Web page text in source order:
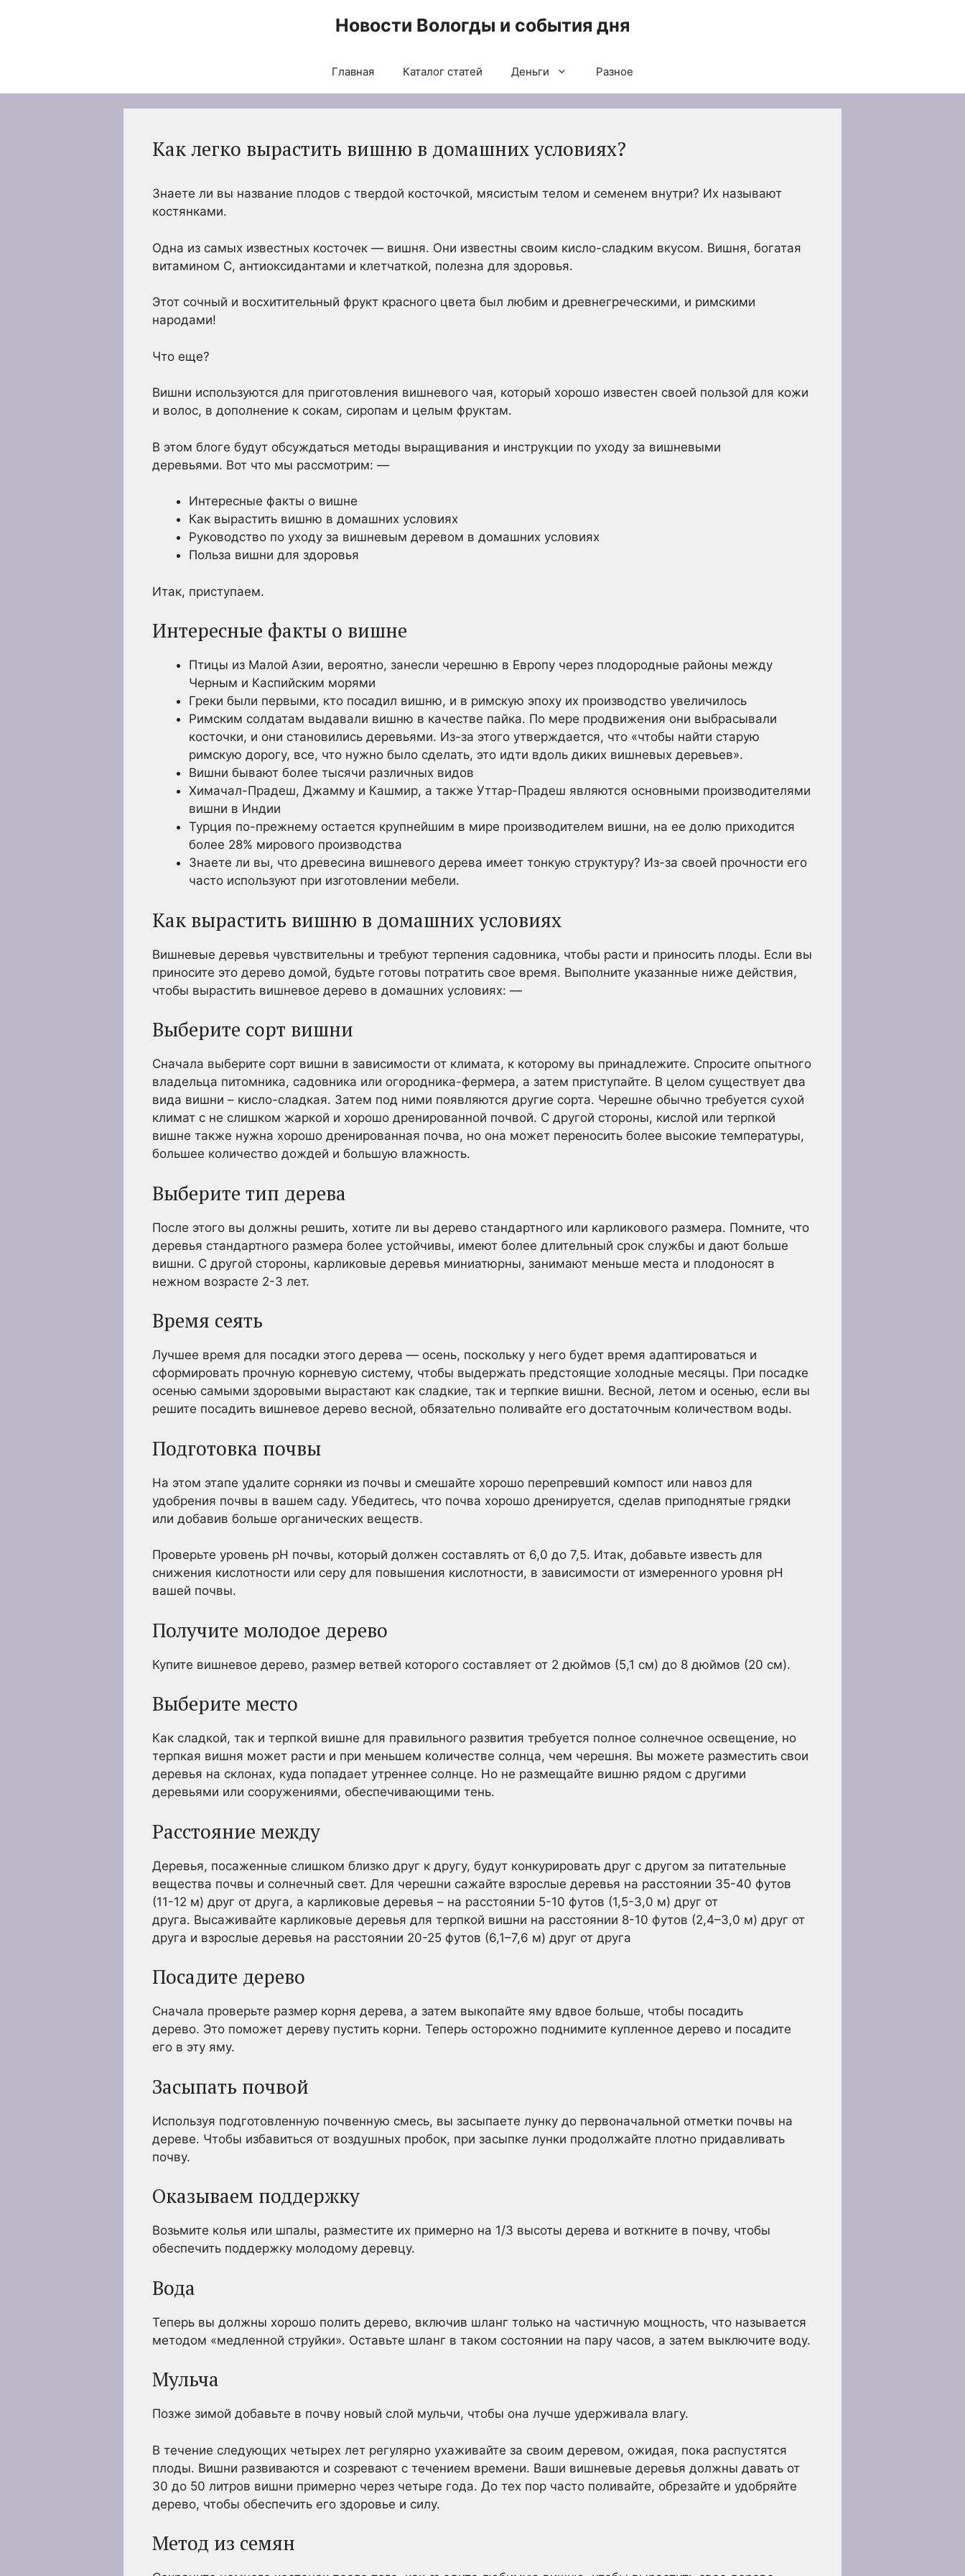
Новости Вологды и события дня
Главная Каталог статей Деньги Разное
Как легко вырастить вишню в домашних условиях?
Знаете ли вы название плодов с твердой косточкой, мясистым телом и семенем внутри? Их называют
костянками.
Одна из самых известных косточек — вишня. Они известны своим кисло-сладким вкусом. Вишня, богатая
витамином С, антиоксидантами и клетчаткой, полезна для здоровья.
Этот сочный и восхитительный фрукт красного цвета был любим и древнегреческими, и римскими
народами!
Что еще?
Вишни используются для приготовления вишневого чая, который хорошо известен своей пользой для кожи
и волос, в дополнение к сокам, сиропам и целым фруктам.
В этом блоге будут обсуждаться методы выращивания и инструкции по уходу за вишневыми
деревьями. Вот что мы рассмотрим: —
Интересные факты о вишне
Как вырастить вишню в домашних условиях
Руководство по уходу за вишневым деревом в домашних условиях
Польза вишни для здоровья
Итак, приступаем.
Интересные факты о вишне
Птицы из Малой Азии, вероятно, занесли черешню в Европу через плодородные районы между
Черным и Каспийским морями
Греки были первыми, кто посадил вишню, и в римскую эпоху их производство увеличилось
Римским солдатам выдавали вишню в качестве пайка. По мере продвижения они выбрасывали
косточки, и они становились деревьями. Из-за этого утверждается, что «чтобы найти старую
римскую дорогу, все, что нужно было сделать, это идти вдоль диких вишневых деревьев».
Вишни бывают более тысячи различных видов
Химачал-Прадеш, Джамму и Кашмир, а также Уттар-Прадеш являются основными производителями
вишни в Индии
Турция по-прежнему остается крупнейшим в мире производителем вишни, на ее долю приходится
более 28% мирового производства
Знаете ли вы, что древесина вишневого дерева имеет тонкую структуру? Из-за своей прочности его
часто используют при изготовлении мебели.
Как вырастить вишню в домашних условиях
Вишневые деревья чувствительны и требуют терпения садовника, чтобы расти и приносить плоды. Если вы
приносите это дерево домой, будьте готовы потратить свое время. Выполните указанные ниже действия,
чтобы вырастить вишневое дерево в домашних условиях: —
Выберите сорт вишни
Сначала выберите сорт вишни в зависимости от климата, к которому вы принадлежите. Спросите опытного
владельца питомника, садовника или огородника-фермера, а затем приступайте. В целом существует два
вида вишни – кисло-сладкая. Затем под ними появляются другие сорта. Черешне обычно требуется сухой
климат с не слишком жаркой и хорошо дренированной почвой. С другой стороны, кислой или терпкой
вишне также нужна хорошо дренированная почва, но она может переносить более высокие температуры,
большее количество дождей и большую влажность.
Выберите тип дерева
После этого вы должны решить, хотите ли вы дерево стандартного или карликового размера. Помните, что
деревья стандартного размера более устойчивы, имеют более длительный срок службы и дают больше
вишни. С другой стороны, карликовые деревья миниатюрны, занимают меньше места и плодоносят в
нежном возрасте 2-3 лет.
Время сеять
Лучшее время для посадки этого дерева — осень, поскольку у него будет время адаптироваться и
сформировать прочную корневую систему, чтобы выдержать предстоящие холодные месяцы. При посадке
осенью самыми здоровыми вырастают как сладкие, так и терпкие вишни. Весной, летом и осенью, если вы
решите посадить вишневое дерево весной, обязательно поливайте его достаточным количеством воды.
Подготовка почвы
На этом этапе удалите сорняки из почвы и смешайте хорошо перепревший компост или навоз для
удобрения почвы в вашем саду. Убедитесь, что почва хорошо дренируется, сделав приподнятые грядки
или добавив больше органических веществ.
Проверьте уровень pH почвы, который должен составлять от 6,0 до 7,5. Итак, добавьте известь для
снижения кислотности или серу для повышения кислотности, в зависимости от измеренного уровня pH
вашей почвы.
Получите молодое дерево
Купите вишневое дерево, размер ветвей которого составляет от 2 дюймов (5,1 см) до 8 дюймов (20 см).
Выберите место
Как сладкой, так и терпкой вишне для правильного развития требуется полное солнечное освещение, но
терпкая вишня может расти и при меньшем количестве солнца, чем черешня. Вы можете разместить свои
деревья на склонах, куда попадает утреннее солнце. Но не размещайте вишню рядом с другими
деревьями или сооружениями, обеспечивающими тень.
Расстояние между
Деревья, посаженные слишком близко друг к другу, будут конкурировать друг с другом за питательные
вещества почвы и солнечный свет. Для черешни сажайте взрослые деревья на расстоянии 35-40 футов
(11-12 м) друг от друга, а карликовые деревья – на расстоянии 5-10 футов (1,5-3,0 м) друг от
друга. Высаживайте карликовые деревья для терпкой вишни на расстоянии 8-10 футов (2,4–3,0 м) друг от
друга и взрослые деревья на расстоянии 20-25 футов (6,1–7,6 м) друг от друга
Посадите дерево
Сначала проверьте размер корня дерева, а затем выкопайте яму вдвое больше, чтобы посадить
дерево. Это поможет дереву пустить корни. Теперь осторожно поднимите купленное дерево и посадите
его в эту яму.
Засыпать почвой
Используя подготовленную почвенную смесь, вы засыпаете лунку до первоначальной отметки почвы на
дереве. Чтобы избавиться от воздушных пробок, при засыпке лунки продолжайте плотно придавливать
почву.
Оказываем поддержку
Возьмите колья или шпалы, разместите их примерно на 1/3 высоты дерева и воткните в почву, чтобы
обеспечить поддержку молодому деревцу.
Вода
Теперь вы должны хорошо полить дерево, включив шланг только на частичную мощность, что называется
методом «медленной струйки». Оставьте шланг в таком состоянии на пару часов, а затем выключите воду.
Мульча
Позже зимой добавьте в почву новый слой мульчи, чтобы она лучше удерживала влагу.
В течение следующих четырех лет регулярно ухаживайте за своим деревом, ожидая, пока распустятся
плоды. Вишни развиваются и созревают с течением времени. Ваши вишневые деревья должны давать от
30 до 50 литров вишни примерно через четыре года. До тех пор часто поливайте, обрезайте и удобряйте
дерево, чтобы обеспечить его здоровье и силу.
Метод из семян